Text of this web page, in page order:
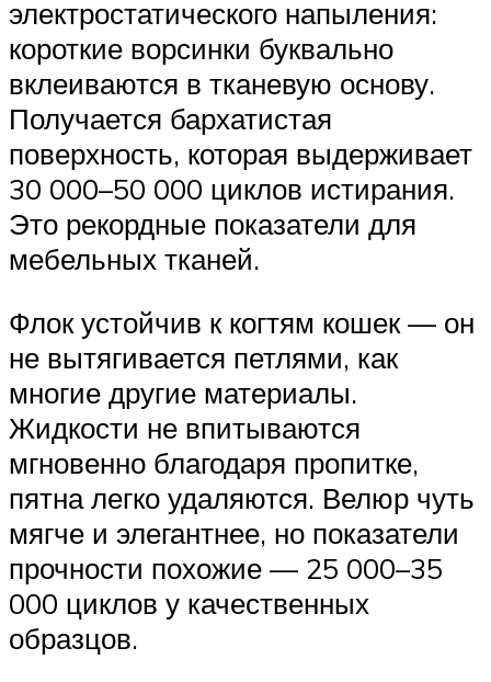
электростатического напыления:
короткие ворсинки буквально
вклеиваются в тканевую основу.
Получается бархатистая
поверхность, которая выдерживает
30 000–50 000 циклов истирания.
Это рекордные показатели для
мебельных тканей.
Флок устойчив к когтям кошек — он
не вытягивается петлями, как
многие другие материалы.
Жидкости не впитываются
мгновенно благодаря пропитке,
пятна легко удаляются. Велюр чуть
мягче и элегантнее, но показатели
прочности похожие — 25 000–35
000 циклов у качественных
образцов.